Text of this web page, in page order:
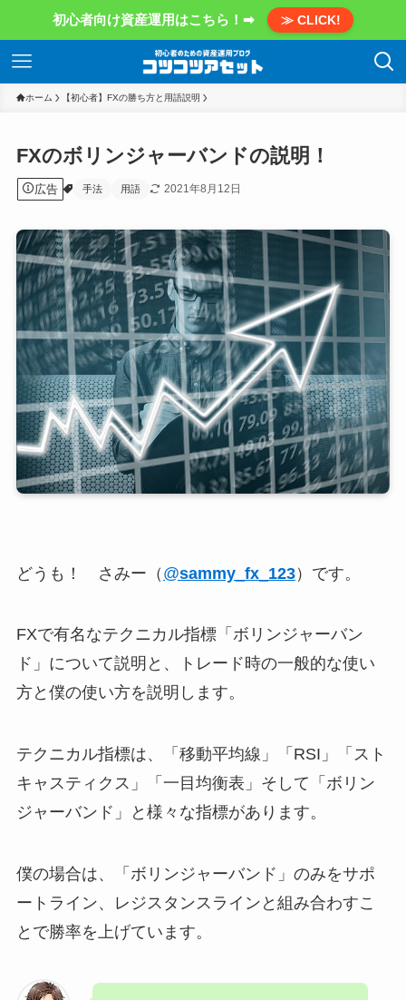
初心者向け資産運用はこちら！➡ ≫ CLICK!
ホーム 【初心者】FXの勝ち方と用語説明
FXのボリンジャーバンドの説明！
広告 手法 用語 2021年8月12日
どうも！ さみー（ @sammy_fx_123）です。
FXで有名なテクニカル指標「ボリンジャーバン
ド」について説明と、トレード時の一般的な使い
方と僕の使い方を説明します。
テクニカル指標は、「移動平均線」「RSI」「スト
キャスティクス」「一目均衡表」そして「ボリン
ジャーバンド」と様々な指標があります。
僕の場合は、「ボリンジャーバンド」のみをサポ
ートライン、レジスタンスラインと組み合わすこ
とで勝率を上げています。